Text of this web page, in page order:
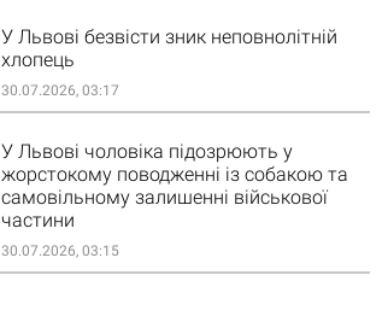
У Львові безвісти зник неповнолітній
хлопець
30.07.2026, 03:17
У Львові чоловіка підозрюють у
жорстокому поводженні із собакою та
самовільному залишенні військової
частини
30.07.2026, 03:15